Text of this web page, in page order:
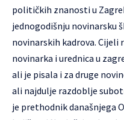
političkih znanosti u
jednogodišnju novinarsku
novinarskih kadrova. Cijeli
novinarka i urednica u
ali je pisala i za druge
ali najdulje razdoblje
je prethodnik današnjega